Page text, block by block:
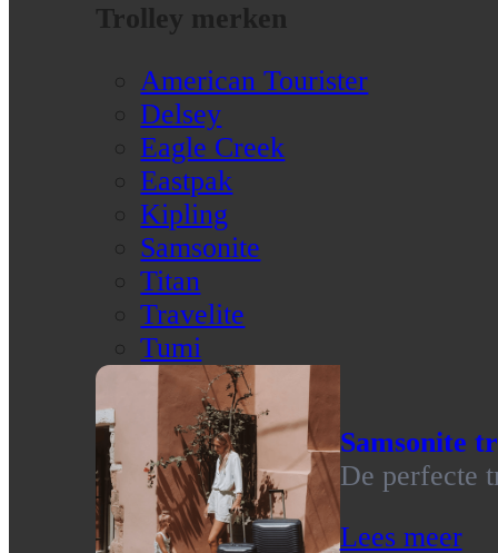
Trolley merken
American Tourister
Delsey
Eagle Creek
Eastpak
Kipling
Samsonite
Titan
Travelite
Tumi
Samsonite
De perfecte
Lees meer